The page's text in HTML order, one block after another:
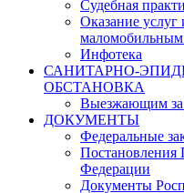
Судебная
Оказание
Инфотека
САНИТАРНО-
ОБСТАНОВКА
Выезжающим
ДОКУМЕНТЫ
Федеральные
Постановления
Федерации
Документы